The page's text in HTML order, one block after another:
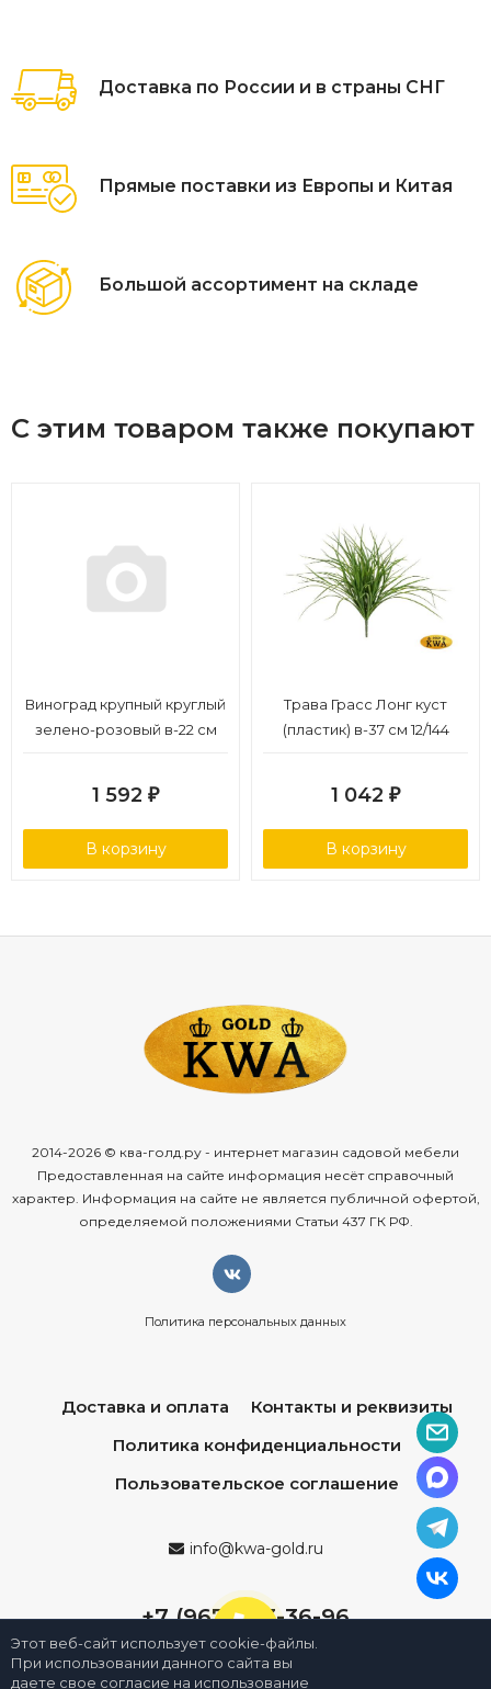
Доставка по России и в страны СНГ
Прямые поставки из Европы и Китая
Большой ассортимент на складе
С этим товаром также покупают
Виноград крупный круглый
зелено-розовый в-22 см
1 592 ₽
В корзину
Трава Грасс Лонг куст
(пластик) в-37 см 12/144
1 042 ₽
В корзину
2014-2026 © ква-голд.ру - интернет магазин садовой мебели
Предоставленная на сайте информация несёт справочный
характер. Информация на сайте не является публичной офертой,
определяемой положениями Статьи 437 ГК РФ.
Политика персональных данных
Доставка и оплата
Контакты и реквизиты
Политика конфиденциальности
Пользовательское соглашение
info@kwa-gold.ru
+7 (967) 013-36-96
Этот веб-сайт использует cookie-файлы.
При использовании данного сайта вы
даете свое согласие на использование